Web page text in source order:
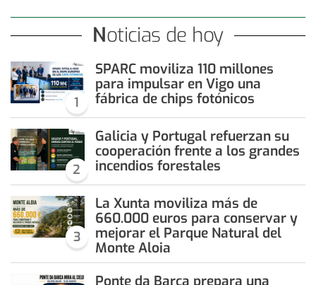
Noticias de hoy
1
SPARC moviliza 110 millones
para impulsar en Vigo una
fábrica de chips fotónicos
2
Galicia y Portugal refuerzan su
cooperación frente a los grandes
incendios forestales
3
La Xunta moviliza más de
660.000 euros para conservar y
mejorar el Parque Natural del
Monte Aloia
Ponte da Barca prepara una